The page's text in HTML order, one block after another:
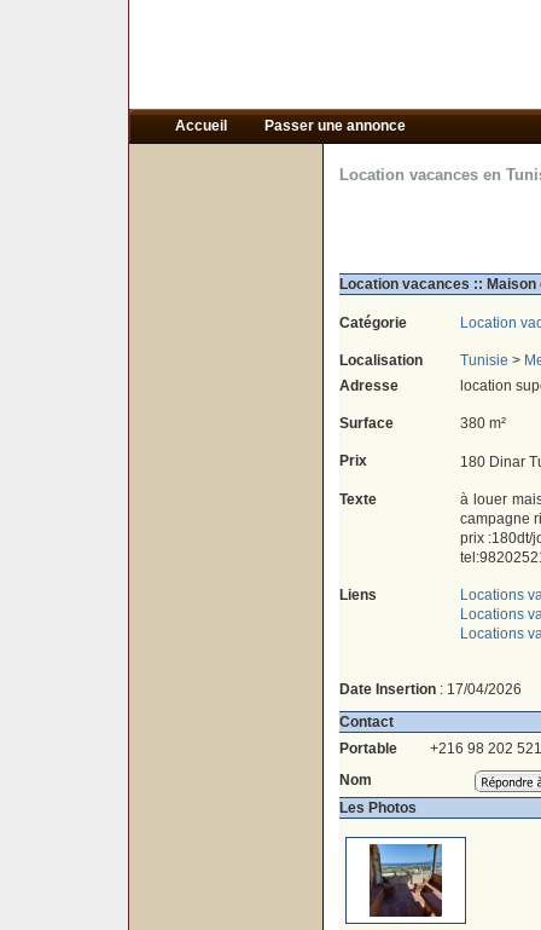
Accueil Passer une annonce
Location vacances en
Location vacances :: Maison
Catégorie Location
Localisation Tunisie >
Adresse
location
Surface 380 m²
Prix 180 Dinar
Texte
à louer
campagne
prix :180dt/
Liens
Locations
Locations
Locations
Date Insertion: 17/04/2026
Contact
Portable
+216 98 202 521
Nom
Les Photos